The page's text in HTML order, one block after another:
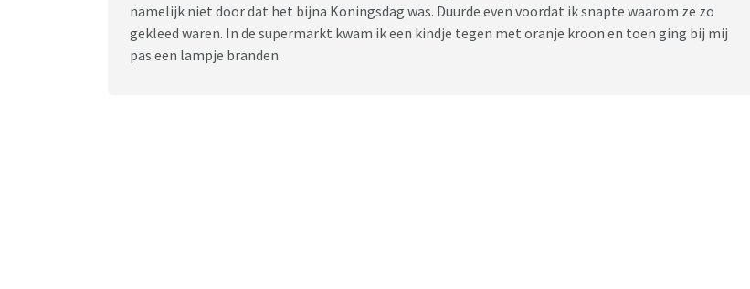
namelijk niet door dat het bijna Koningsdag was. Duurde even voordat ik snapte waarom ze zo
gekleed waren. In de supermarkt kwam ik een kindje tegen met oranje kroon en toen ging bij mij
pas een lampje branden.